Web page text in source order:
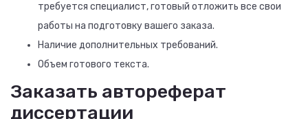
требуется специалист, готовый отложить все свои
работы на подготовку вашего заказа.
Наличие дополнительных требований.
Объем готового текста.
Заказать автореферат
диссертации